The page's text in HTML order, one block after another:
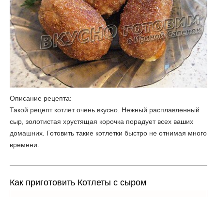
Описание рецепта:
Такой рецепт котлет очень вкусно. Нежный расплавленный
сыр, золотистая хрустящая корочка порадует всех ваших
домашних. Готовить такие котлетки быстро не отнимая много
времени.
Как приготовить Котлеты с сыром